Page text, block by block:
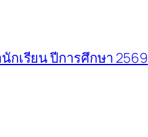
กเรียน ปีการศึกษา 2569